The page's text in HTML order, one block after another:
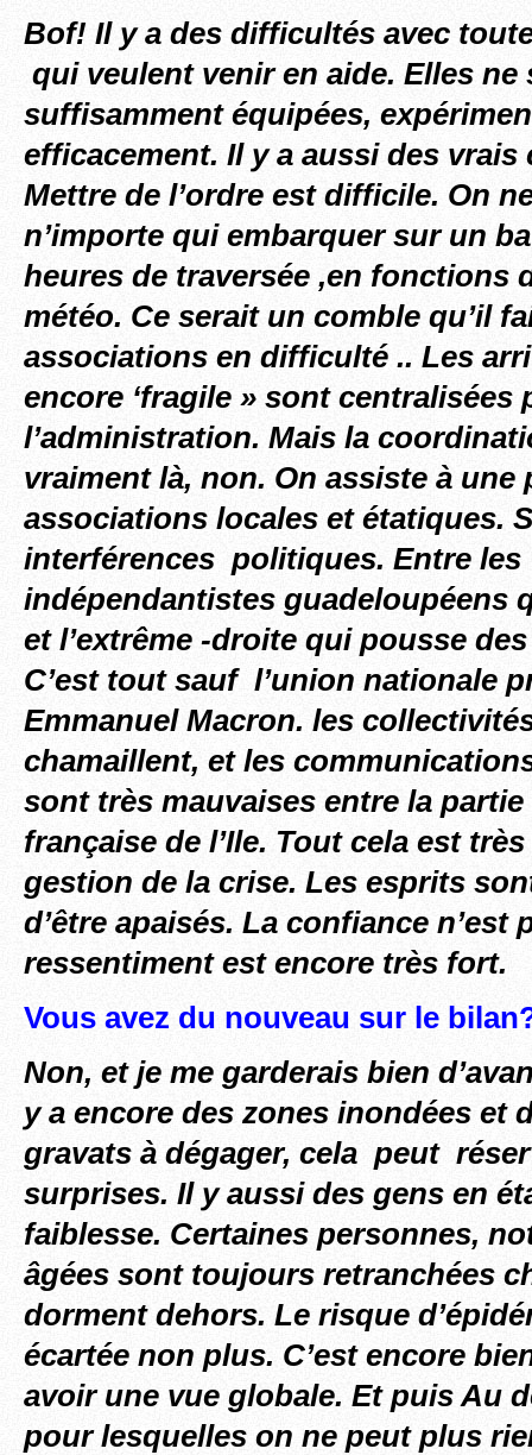
Bof! Il y a des difficultés avec
qui veulent venir en aide. Elles
suffisamment équipées,
efficacement. Il y a aussi des
Mettre de l’ordre est difficile. On
n’importe qui embarquer sur un
heures de traversée ,en fonctions
météo. Ce serait un comble qu’il
associations en difficulté .. Les
encore ‘fragile » sont centralisées
l’administration. Mais la
vraiment là, non. On assiste à une
associations locales et étatiques.
interférences politiques. Entre les
indépendantistes guadeloupéens
et l’extrême -droite qui pousse
C’est tout sauf l’union nationale
Emmanuel Macron. les
chamaillent, et les
sont très mauvaises entre la
française de l’Ile. Tout cela est
gestion de la crise. Les esprits
d’être apaisés. La confiance n’est
ressentiment est encore très fort.
Vous avez du nouveau sur le
Non, et je me garderais bien
y a encore des zones inondées et
gravats à dégager, cela peut
surprises. Il y aussi des gens en
faiblesse. Certaines personnes,
âgées sont toujours retranchées
dorment dehors. Le risque
écartée non plus. C’est encore
avoir une vue globale. Et puis Au
pour lesquelles on ne peut plus